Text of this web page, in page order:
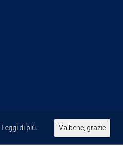
Leggi di più. Va bene, grazie